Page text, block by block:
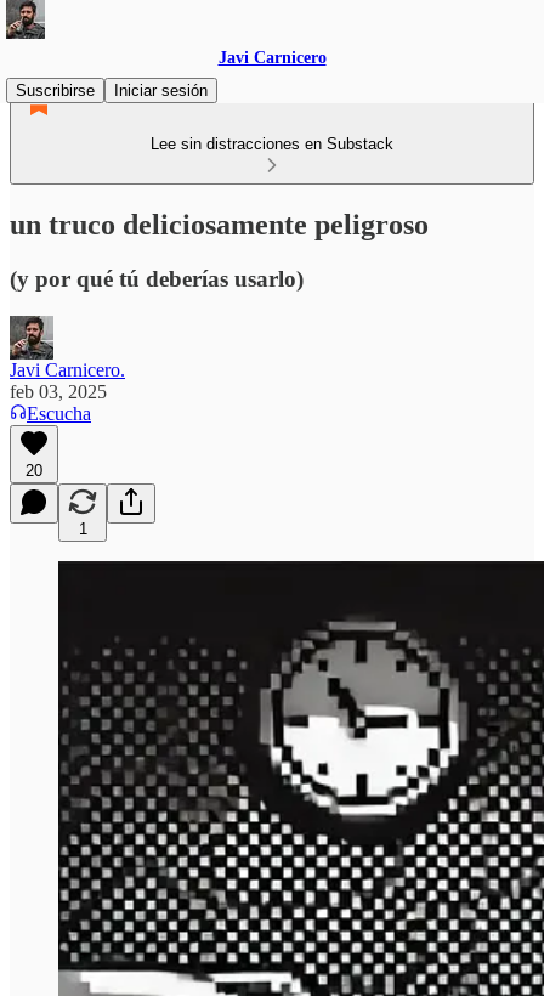
Javi Carnicero
Suscribirse
Iniciar sesión
Lee sin distracciones en Substack
un truco deliciosamente peligroso
(y por qué tú deberías usarlo)
Javi Carnicero.
feb 03, 2025
Escucha
20
1